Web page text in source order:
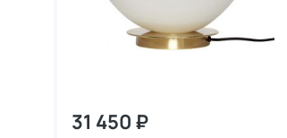
31 450 ₽